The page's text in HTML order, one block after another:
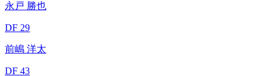
永戸 勝也
DF 29
前嶋 洋太
DF 43